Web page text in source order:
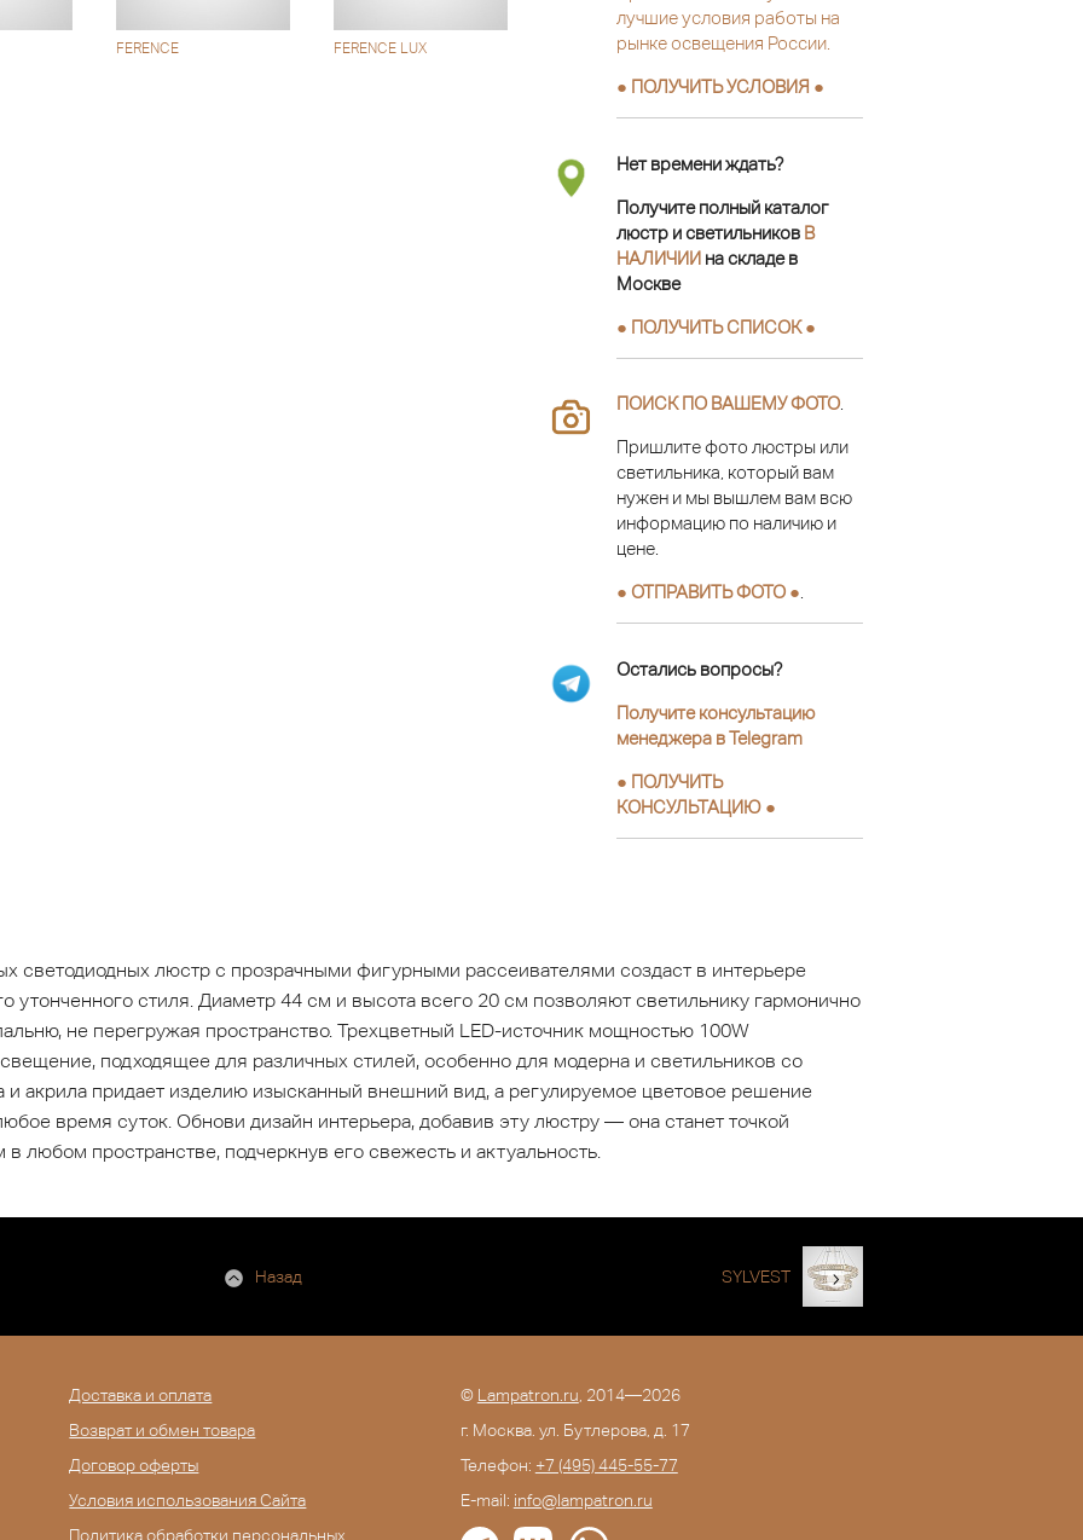
FERENCE FERENCE LUX
лучшие условия работы на
рынке освещения России.
● ПОЛУЧИТЬ УСЛОВИЯ ●
Нет времени ждать?
Получите полный каталог
люстр и светильников В
НАЛИЧИИ на складе в
Москве
● ПОЛУЧИТЬ СПИСОК ●
ПОИСК ПО ВАШЕМУ ФОТО.
Пришлите фото люстры или
светильника, который вам
нужен и мы вышлем вам всю
информацию по наличию и
цене.
● ОТПРАВИТЬ ФОТО ●.
Остались вопросы?
Получите консультацию
менеджера в Telegram
● ПОЛУЧИТЬ
КОНСУЛЬТАЦИЮ ●
светодиодных люстр с прозрачными фигурными рассеивателями создаст в интерьере
утонченного стиля. Диаметр 44 см и высота всего 20 см позволяют светильнику гармонично
не перегружая пространство. Трехцветный LED-источник мощностью 100W
подходящее для различных стилей, особенно для модерна и светильников со
и акрила придает изделию изысканный внешний вид, а регулируемое цветовое решение
время суток. Обнови дизайн интерьера, добавив эту люстру — она станет точкой
любом пространстве, подчеркнув его свежесть и актуальность.
Назад SYLVEST
Доставка и оплата
Возврат и обмен товара
Договор оферты
Условия использования Сайта
Политика обработки персональных
© Lampatron.ru, 2014—2026
г. Москва. ул. Бутлерова, д. 17
Телефон: +7 (495) 445-55-77
E-mail: info@lampatron.ru